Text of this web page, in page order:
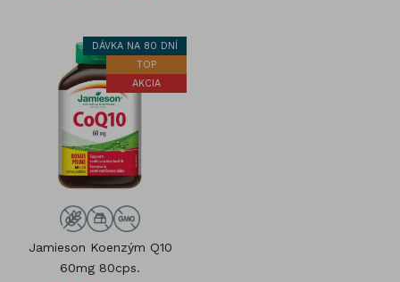
DÁVKA NA 80 DNÍ
TOP
AKCIA
Jamieson Koenzým Q10
60mg 80cps.